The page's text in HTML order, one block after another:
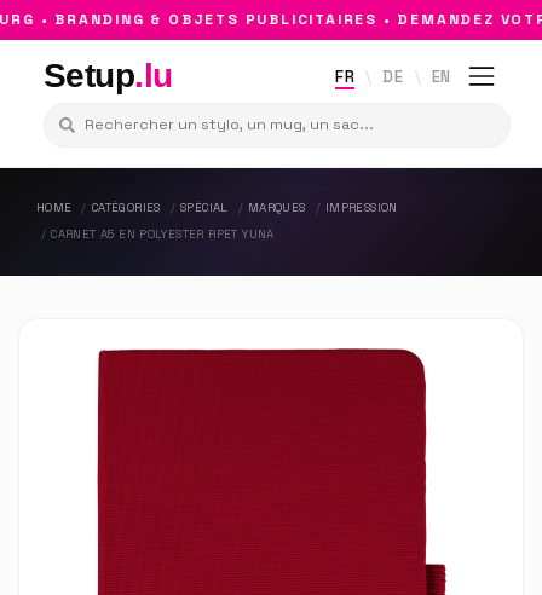
• BRANDING & OBJETS PUBLICITAIRES • DEMANDEZ
Setup.lu FR DE EN
HOME CATÉGORIES SPÉCIAL MARQUES
IMPRESSION
CARNET A5 EN POLYESTER RPET YUNA